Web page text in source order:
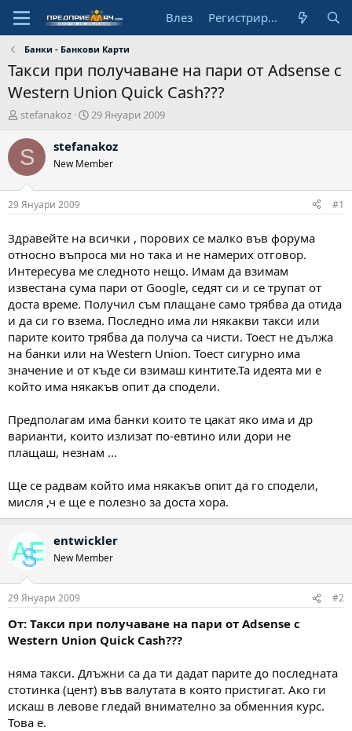
Влез Регистрирай се
Банки - Банкови Карти
Такси при получаване на пари от Adsense с
Western Union Quick Cash???
А
т
о
stefanakoz
Н
ч
л
д
т
а
29 Януари 2009
S stefanakoz
New Member
29 Януари 2009 #1
Здравейте на всички , порових се малко във форума
относно въпроса ми но така и не намерих отговор.
Интересува ме следното нещо. Имам да взимам
известана сума пари от Google, седят си и се трупат от
доста време. Получил съм плащане само трябва да отида
и да си го взема. Последно има ли някакви такси или
парите които трябва да получа са чисти. Тоест не дължа
на банки или на Western Union. Тоест сигурно има
значение и от къде си взимаш кинтите.Та идеята ми е
който има някакъв опит да сподели.
Предполагам има банки които те цакат яко има и др
варианти, които излизат по-евтино или дори не
плащаш, незнам ...
Ще се радвам който има някакъв опит да го сподели,
мисля ,ч е ще е полезно за доста хора.
entwickler
New Member
29 Януари 2009 #2
От: Такси при получаване на пари от Adsense с
Western Union Quick Cash???
няма такси. Длъжни са да ти дадат парите до последната
стотинка (цент) във валутата в която пристигат. Ако ги
искаш в левове гледай внимателно за обменния курс.
Това е.